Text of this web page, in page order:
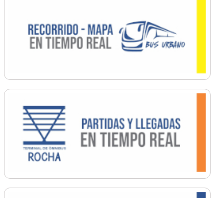
Ordenamiento
Promoción Social
Salud
Secretaría General